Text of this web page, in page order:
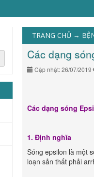
TRANG CHỦ →
Các dạng
Cập nhật: 26/07/2019
Các dạng sóng
1. Định nghĩa
Sóng epsilon là một
loạn sản thất phải